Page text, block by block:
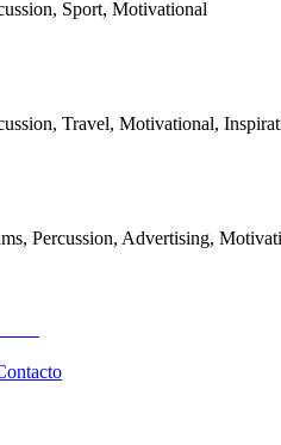
Sport, Motivational
Travel, Motivational,
Percussion, Advertising,